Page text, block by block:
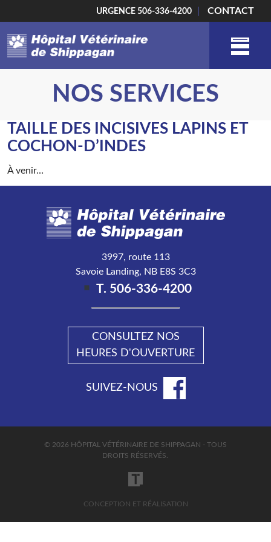
URGENCE 506-336-4200 CONTACT
L’ÉQUIPE
NOS SERVICES
BOUTIQUE
L’HÔPITAL
NOS CONSEILS
CAS INTÉRESSANTS
IMPLICATION
NOS SERVICES
TAILLE DES INCISIVES LAPINS ET
COCHON-D’INDES
À venir…
3997, route 113
Savoie Landing, NB E8S 3C3
T. 506-336-4200
CONSULTEZ NOS
HEURES D'OUVERTURE
SUIVEZ-NOUS
© 2026 HÔPITAL VÉTÉRINAIRE DE SHIPPAGAN - TOUS
DROITS RÉSERVÉS.
CONCEPTION ET RÉALISATION